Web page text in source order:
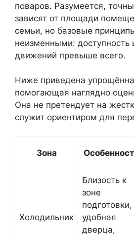
поваров. Разумеется,
зависят от площади
семьи, но базовые
неизменными: доступность
движений превыше всего.
Ниже приведена
помогающая наглядно
Она не претендует на
служит ориентиром для
Зона
Холодильник
Близость к
зоне
подготовки,
удобная
дверца,